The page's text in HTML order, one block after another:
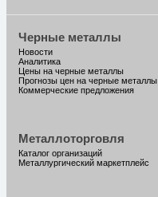
Черные металлы
Новости
Аналитика
Цены на черные металлы
Прогнозы цен на черные металлы
Коммерческие предложения
Металлоторговля
Каталог организаций
Металлургический маркетплейс